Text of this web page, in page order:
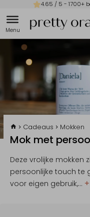
4.65 / 5 - 1700+
Cadeaus Mokken
Mok met
Deze vrolijke mokken
persoonlijke touch te
voor eigen gebruik,...